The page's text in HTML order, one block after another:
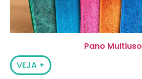
Pano Multiuso
VEJA +